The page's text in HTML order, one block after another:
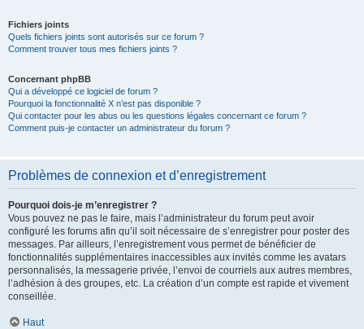
Fichiers joints
Quels fichiers joints sont autorisés sur ce forum ?
Comment trouver tous mes fichiers joints ?
Concernant phpBB
Qui a développé ce logiciel de forum ?
Pourquoi la fonctionnalité X n’est pas disponible ?
Qui contacter pour les abus ou les questions légales concernant ce forum ?
Comment puis-je contacter un administrateur du forum ?
Problèmes de connexion et d’enregistrement
Pourquoi dois-je m’enregistrer ?
Vous pouvez ne pas le faire, mais l’administrateur du forum peut avoir
configuré les forums afin qu’il soit nécessaire de s’enregistrer pour poster des
messages. Par ailleurs, l’enregistrement vous permet de bénéficier de
fonctionnalités supplémentaires inaccessibles aux invités comme les avatars
personnalisés, la messagerie privée, l’envoi de courriels aux autres membres,
l’adhésion à des groupes, etc. La création d’un compte est rapide et vivement
conseillée.
Haut